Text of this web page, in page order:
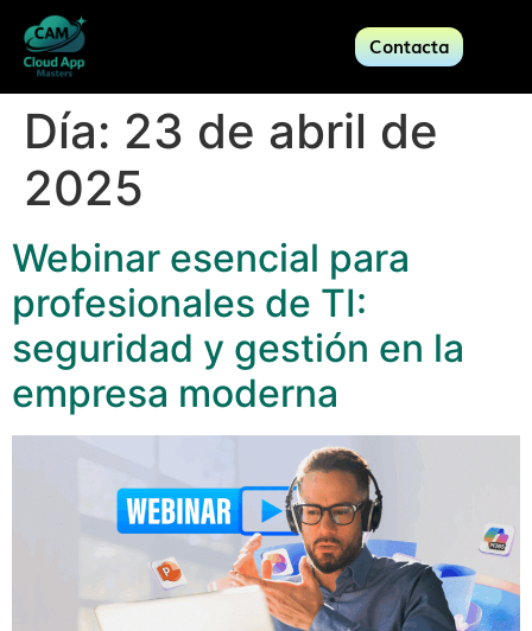
Contacta
Día: 23 de abril de
2025
Webinar esencial para
profesionales de TI:
seguridad y gestión en la
empresa moderna